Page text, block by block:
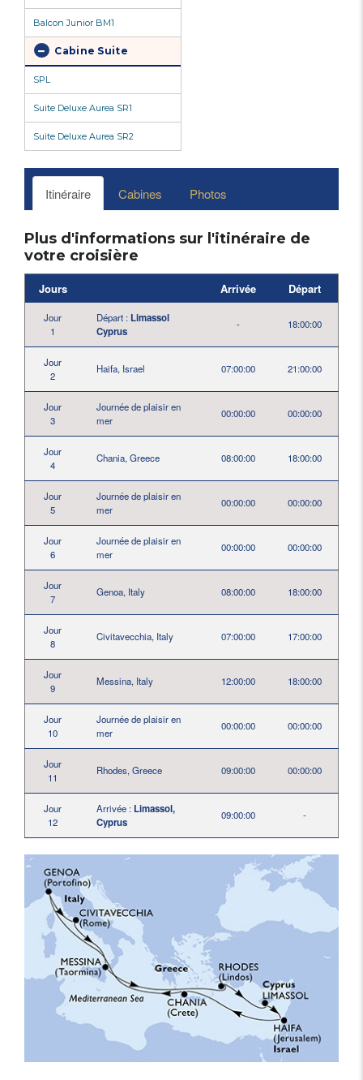
Balcon Junior BM1
Cabine Suite
SPL
Suite Deluxe Aurea SR1
Suite Deluxe Aurea SR2
Itinéraire Cabines Photos
Plus d'informations sur l'itinéraire de
votre croisière
Jours Arrivée Départ
Jour
1
Départ : Limassol
Cyprus
- 18:00:00
Jour
2
Haifa, Israel 07:00:00 21:00:00
Jour
3
Journée de plaisir en
mer
00:00:00 00:00:00
Jour
4
Chania, Greece 08:00:00 18:00:00
Jour
5
Journée de plaisir en
mer
00:00:00 00:00:00
Jour
6
Journée de plaisir en
mer
00:00:00 00:00:00
Jour
7
Genoa, Italy 08:00:00 18:00:00
Jour
8
Civitavecchia, Italy 07:00:00 17:00:00
Jour
9
Messina, Italy 12:00:00 18:00:00
Jour
10
Journée de plaisir en
mer
00:00:00 00:00:00
Jour
11
Rhodes, Greece 09:00:00 00:00:00
Jour
12
Arrivée : Limassol,
Cyprus
09:00:00 -